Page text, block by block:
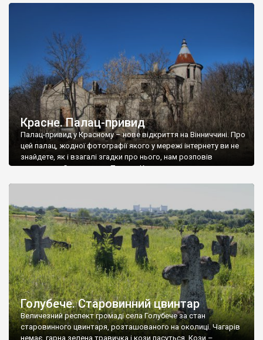
Красне. Палац-привид
Палац-привид у Красному – нове відкриття на Вінниччині. Про
цей палац, жодної фотографії якого у мережі інтернету ви не
знайдете, як і взагалі згадки про нього, нам розповів
мешканець Самгородка. Палац у Красному вразив не лише
Голубече. Старовинний цвинтар
Величезний респект громаді села Голубече за стан
старовинного цвинтаря, розташованого на околиці. Чагарів
немає, гарна зелена травичка і кози пасуться. Кози –